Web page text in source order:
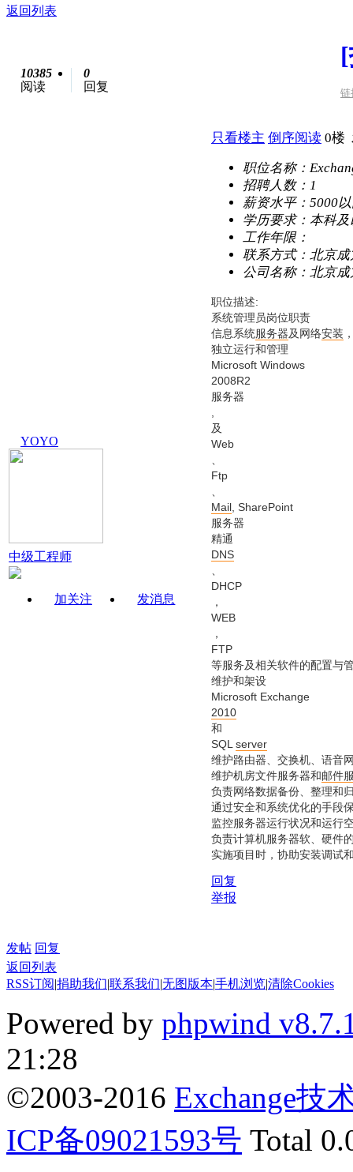
返回列表
10385
阅读
0
回复
链
YOYO
中级工程师
加关注 发消息
只看楼主 倒序阅读 0楼
职位名称：
招聘人数： 1
薪资水平： 5000
学历要求： 本科
工作年限：
联系方式： 北京
公司名称： 北京
职位描述:
系统管理员岗位职责
信息系统服务器及网络安装
独立运行和管理
Microsoft Windows
2008R2
服务器
,
及
Web
、
Ftp
、
Mail , SharePoint
服务器
精通
DNS
、
DHCP
，
WEB
，
FTP
等服务及相关软件的配置与
维护和架设
Microsoft Exchange
2010
和
SQL server
维护路由器、交换机、语音
维护机房文件服务器和 邮件
负责网络数据备份、整理和
通过安全和系统优化的手段
监控服务器运行状况和运行
负责计算机服务器软、硬件
实施项目时，协助安装调试
回复
举报
发帖 回复
返回列表
RSS订阅|捐助我们|联系我们|无图版本|手机浏览|清除Cookies
Powered by phpwind
21:28
©2003-2016 Exchange技
ICP备09021593号 Total